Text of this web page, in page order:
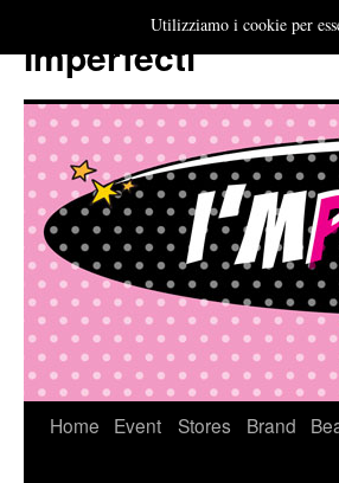
Imperfecti
VaiHome Event Stores Brand
Utilizziamo i cookie per